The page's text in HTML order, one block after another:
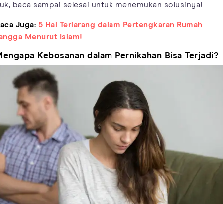
baca sampai selesai untuk menemukan solusinya!
Juga: 5 Hal Terlarang dalam Pertengkaran Rumah
Menurut Islam!
Kebosanan dalam Pernikahan Bisa Terjadi?